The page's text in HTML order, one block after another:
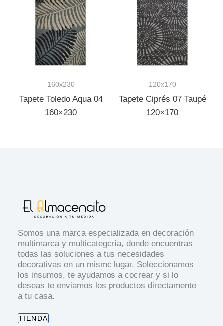
160x230
Tapete Toledo Aqua 04
160×230
120x170
Tapete Ciprés 07 Taupé
120×170
Somos una marca especializada en decoración
multimarca y multicategoría, donde encuentras
todas las soluciones a tus necesidades
decorativas en un mismo lugar. Seleccionamos
los insumos, te ayudamos a cocrear y si lo
deseas te enviamos los productos directamente
a tu casa.
TIENDA